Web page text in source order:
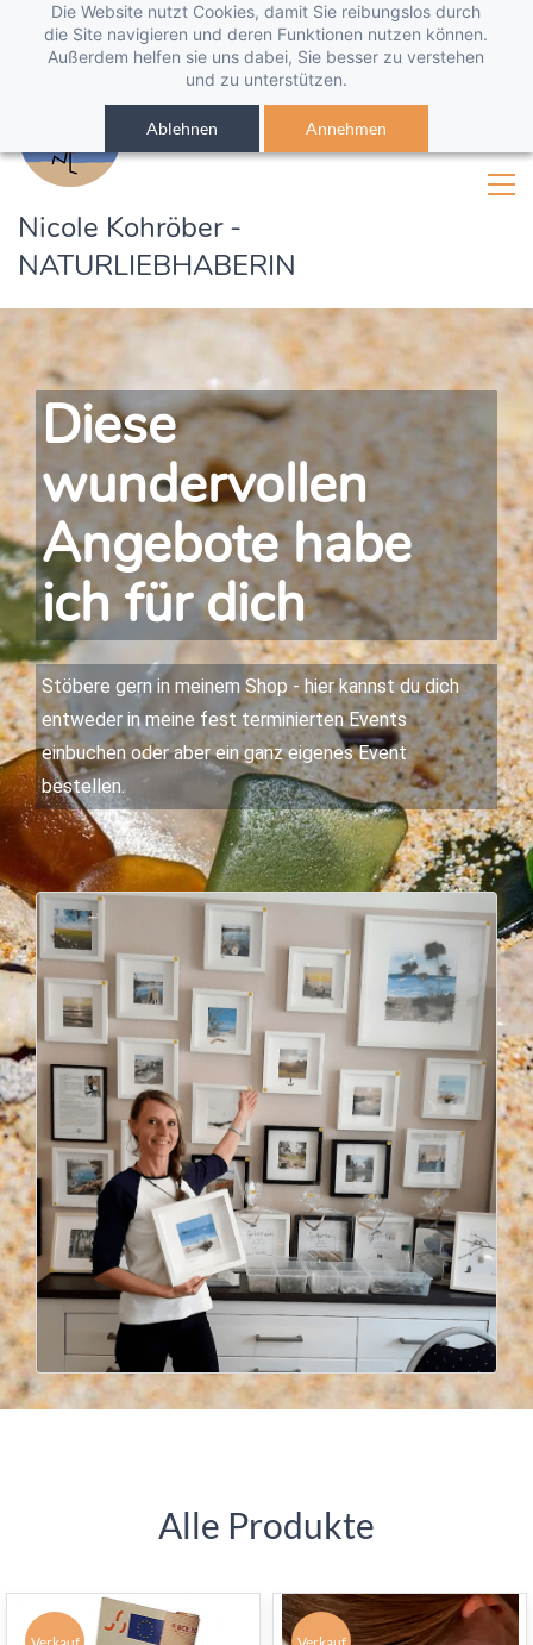
Die Website nutzt Cookies, damit Sie reibungslos durch
die Site navigieren und deren Funktionen nutzen können.
Außerdem helfen sie uns dabei, Sie besser zu verstehen
und zu unterstützen.
Ablehnen Annehmen
Nicole Kohröber -
NATURLIEBHABERIN
Diese
wundervollen
Angebote habe
ich für dich
Stöbere gern in meinem Shop - hier kannst du dich
entweder in meine fest terminierten Events
einbuchen oder aber ein ganz eigenes Event
bestellen.
Verkauf Verkauf